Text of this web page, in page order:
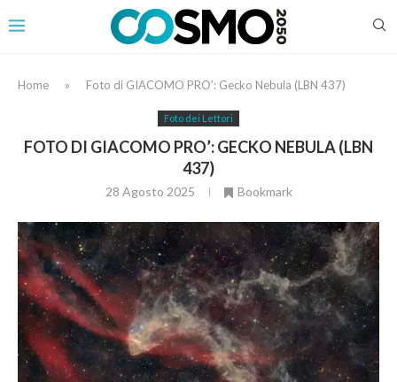
Home » Foto di GIACOMO PRO’: Gecko Nebula (LBN 437)
Foto dei Lettori
FOTO DI GIACOMO PRO’: GECKO NEBULA (LBN
437)
28 Agosto 2025 Bookmark